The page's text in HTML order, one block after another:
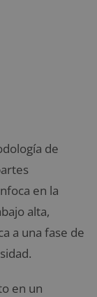
de
en la
alta,
a una fase de
en un